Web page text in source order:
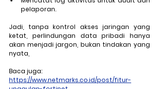
pelaporan.
Jadi, tanpa kontrol akses jaringan yang
ketat, perlindungan data pribadi hanya
akan menjadi jargon, bukan tindakan yang
nyata,
Baca juga:
https://www.netmarks.co.id/post/fitur-